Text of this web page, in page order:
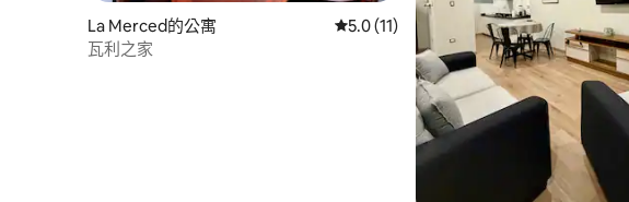
La Merced的公寓 從 11 則評價中獲得 5.0 的平均評分（滿
5.0 (11)
瓦利之家